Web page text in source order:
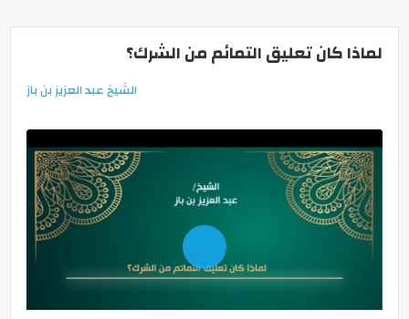
لماذا كان تعليق التمائم من الشرك؟
الشيخ عبد العزيز بن باز
Play